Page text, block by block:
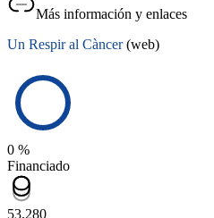
Más información y enlaces
Un Respir al Càncer(web)
0 %
Financiado
53.280